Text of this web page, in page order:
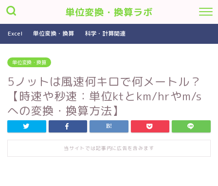
単位変換・換算ラボ
Excel 単位変換・換算 科学・計算関連
単位変換・換算
5ノットは風速何キロで何メートル？
【時速や秒速：単位ktとkm/hrやm/s
への変換・換算方法】
当サイトでは記事内に広告を含みます